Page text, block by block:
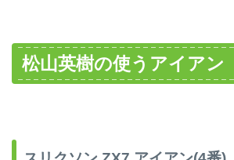
松山英樹の使うアイアン